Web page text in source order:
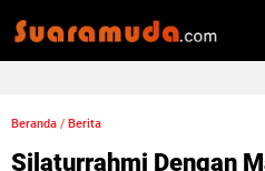
Beranda / Berita
Silaturrahmi Dengan